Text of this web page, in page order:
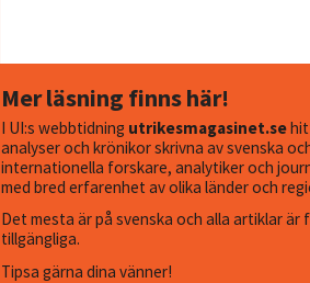
Mer läsning finns här!
I UI:s webbtidning utrikesmagasinet.se
analyser och krönikor skrivna av svenska
internationella forskare, analytiker och
med bred erfarenhet av olika länder och
Det mesta är på svenska och alla artiklar är
tillgängliga.
Tipsa gärna dina vänner!